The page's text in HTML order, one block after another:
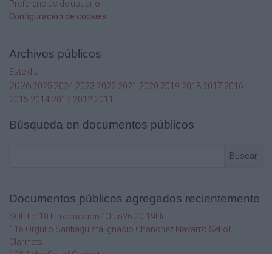
Preferencias de usuario
Configuración de cookies
Archivos públicos
Este dia
2026 2025 2024 2023 2022 2021 2020 2019 2018 2017 2016
2015 2014 2013 2012 2011
Búsqueda en documentos públicos
Buscar
Documentos públicos agregados recientemente
SQF Ed 10 Introducción 10jun26 20.19Hr
116 Orgullo Santiaguista Ignacio Chanchez Navarro Set of
Clarinets